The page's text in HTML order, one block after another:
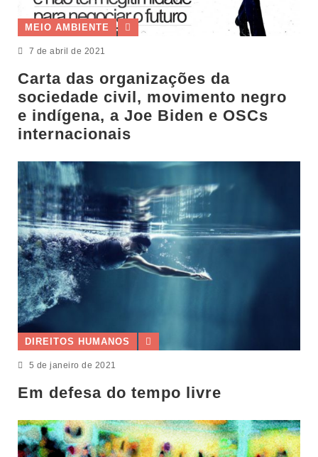
MEIO AMBIENTE
7 de abril de 2021
Carta das organizações da
sociedade civil, movimento negro
e indígena, a Joe Biden e OSCs
internacionais
DIREITOS HUMANOS
5 de janeiro de 2021
Em defesa do tempo livre